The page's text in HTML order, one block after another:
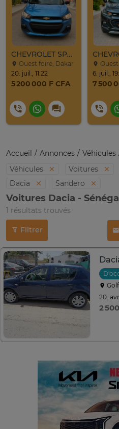
CHEVROLET SPARK 2017
Ouest foire, Dakar
20. juil., 11:22
5 200 000 F CFA
6. juil.,
7 500
Accueil Annonces Véhicules
Véhicules
Voitures
Dacia
Sandero
Voitures Dacia - Sénégal
1 résultats trouvés
Filtrer
20.
2